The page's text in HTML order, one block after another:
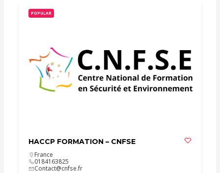
POPULAR
HACCP FORMATION – CNFSE
France
0184163825
Contact@cnfse.fr